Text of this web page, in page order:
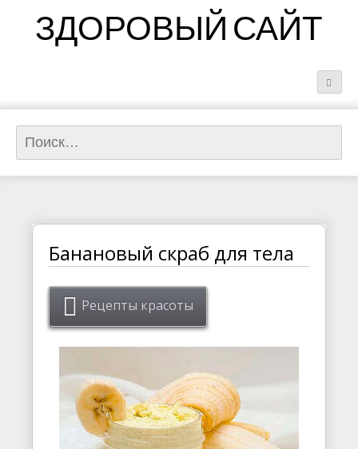
ЗДОРОВЫЙ САЙТ
Найти:
Банановый скраб для тела
Рецепты красоты